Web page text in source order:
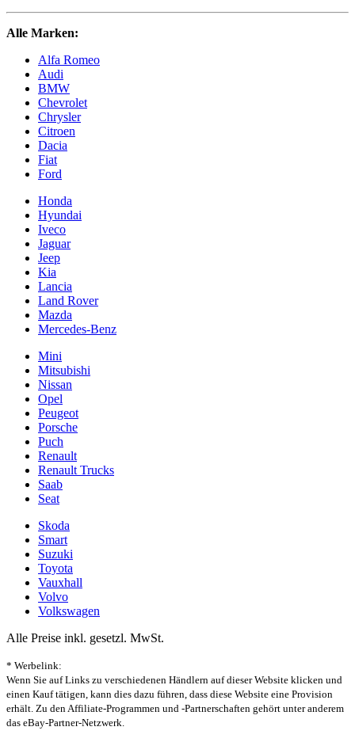
Alle Marken:
Alfa Romeo
Audi
BMW
Chevrolet
Chrysler
Citroen
Dacia
Fiat
Ford
Honda
Hyundai
Iveco
Jaguar
Jeep
Kia
Lancia
Land Rover
Mazda
Mercedes-Benz
Mini
Mitsubishi
Nissan
Opel
Peugeot
Porsche
Puch
Renault
Renault Trucks
Saab
Seat
Skoda
Smart
Suzuki
Toyota
Vauxhall
Volvo
Volkswagen
Alle Preise inkl. gesetzl. MwSt.
* Werbelink:
Wenn Sie auf Links zu verschiedenen Händlern auf dieser Website klicken und
einen Kauf tätigen, kann dies dazu führen, dass diese Website eine Provision
erhält. Zu den Affiliate-Programmen und -Partnerschaften gehört unter anderem
das eBay-Partner-Netzwerk.